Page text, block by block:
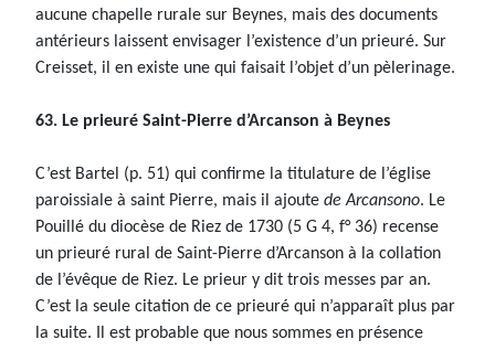
aucune chapelle rurale sur Beynes, mais des documents
antérieurs laissent envisager l’existence d’un prieuré. Sur
Creisset, il en existe une qui faisait l’objet d’un pèlerinage.
63. Le prieuré Saint-Pierre d’Arcanson à Beynes
C’est Bartel (p. 51) qui confirme la titulature de l’église
paroissiale à saint Pierre, mais il ajoute de Arcansono. Le
Pouillé du diocèse de Riez de 1730 (5 G 4, f° 36) recense
un prieuré rural de Saint-Pierre d’Arcanson à la collation
de l’évêque de Riez. Le prieur y dit trois messes par an.
C’est la seule citation de ce prieuré qui n’apparaît plus par
la suite. Il est probable que nous sommes en présence